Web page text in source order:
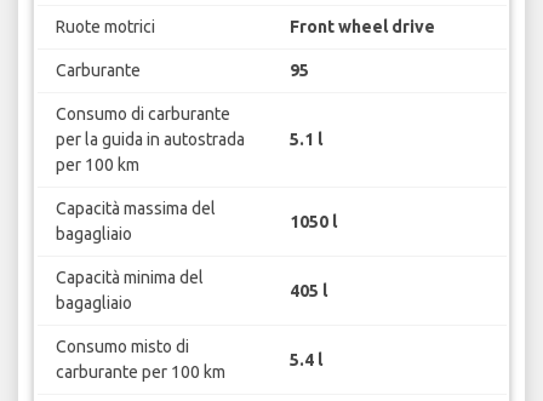
Ruote motrici Front wheel drive
Carburante 95
Consumo di carburante
per la guida in autostrada
per 100 km
5.1 l
Capacità massima del
bagagliaio
1050 l
Capacità minima del
bagagliaio
405 l
Consumo misto di
carburante per 100 km
5.4 l